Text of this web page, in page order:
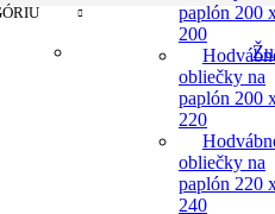
paplón 200
200
obliečky na
paplón 200
220
obliečky na
paplón 220
240